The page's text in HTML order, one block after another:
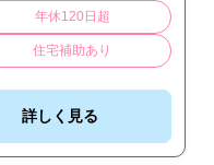
年休120日超
住宅補助あり
詳しく見る